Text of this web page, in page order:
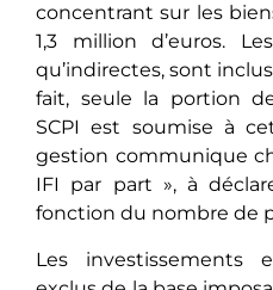
concentrant sur les
1,3 million d’euros.
qu’indirectes, sont
fait, seule la portion
SCPI est soumise à
gestion communique
IFI par part », à
fonction du nombre de
Les investissements